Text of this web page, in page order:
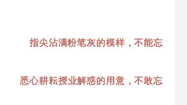
指尖沾满粉笔灰的模样，不能忘
悉心耕耘授业解惑的用意，不敢忘